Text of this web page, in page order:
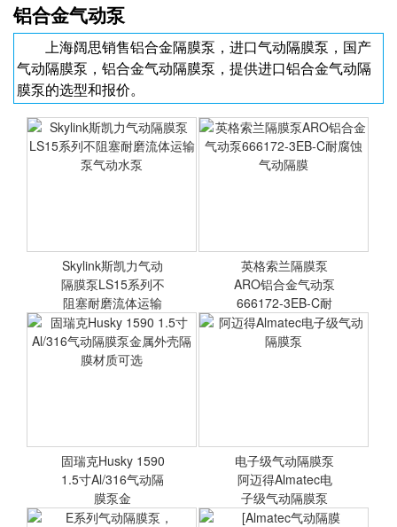
生级隔膜泵，3A认证隔膜
泵
铝合金气动泵
上海阔思销售铝合金隔膜泵，进口气动隔膜泵，国产
气动隔膜泵，铝合金气动隔膜泵，提供进口铝合金气动隔
膜泵的选型和报价。
Skylink斯凯力气动隔膜泵
<查看详情>
Skylink斯凯力气动
隔膜泵LS15系列不
阻塞耐磨流体运输
<查看详情>
英格索兰隔膜泵
ARO铝合金气动泵
666172-3EB-C耐
腐
固瑞克Husky 1590
1.5寸Al/316气动隔
膜泵金
电子级气动隔膜泵
阿迈得Almatec电
子级气动隔膜泵